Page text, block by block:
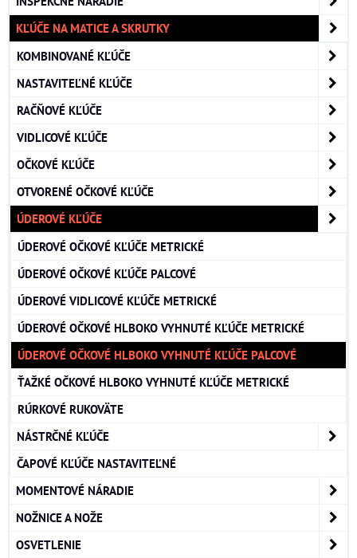
KĽÚČE NA MATICE A SKRUTKY
KOMBINOVANÉ KĽÚČE
NASTAVITEĽNÉ KĽÚČE
RAČŇOVÉ KĽÚČE
VIDLICOVÉ KĽÚČE
OČKOVÉ KĽÚČE
OTVORENÉ OČKOVÉ KĽÚČE
ÚDEROVÉ KĽÚČE
ÚDEROVÉ OČKOVÉ KĽÚČE METRICKÉ
ÚDEROVÉ OČKOVÉ KĽÚČE PALCOVÉ
ÚDEROVÉ VIDLICOVÉ KĽÚČE METRICKÉ
ÚDEROVÉ OČKOVÉ HLBOKO VYHNUTÉ KĽÚČE METRICKÉ
ÚDEROVÉ OČKOVÉ HLBOKO VYHNUTÉ KĽÚČE PALCOVÉ
ŤAŽKÉ OČKOVÉ HLBOKO VYHNUTÉ KĽÚČE METRICKÉ
RÚRKOVÉ RUKOVÄTE
NÁSTRČNÉ KĽÚČE
ČAPOVÉ KĽÚČE NASTAVITEĽNÉ
MOMENTOVÉ NÁRADIE
NOŽNICE A NOŽE
OSVETLENIE